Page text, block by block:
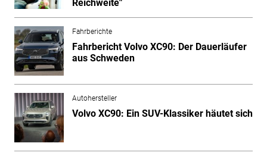
Reichweite"
Fahrberichte
Fahrbericht Volvo XC90: Der Dauerläufer
aus Schweden
Autohersteller
Volvo XC90: Ein SUV-Klassiker häutet sich